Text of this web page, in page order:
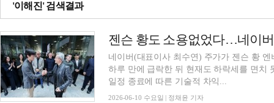
'이해진' 검색결과
젠슨 황도 소용없었다…네이
네이버(대표이사 최수연) 주가가 젠슨 황
하루 만에 급락한 뒤 현재도 하락세를 면치
일정 종료에 따른 기술적 차익...
2026-06-10 수요일 | 정채윤 기자